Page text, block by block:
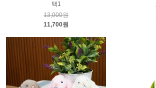
택1
13,000원
11,700원